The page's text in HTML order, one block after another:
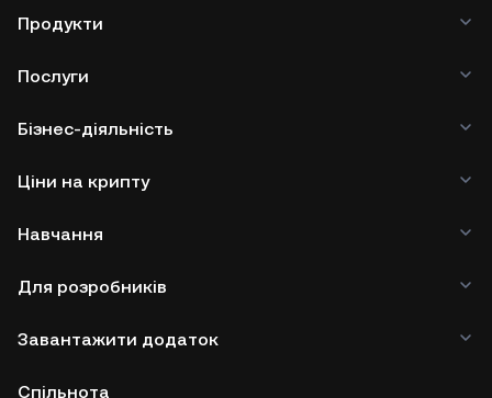
Продукти
Послуги
Бізнес-діяльність
Ціни на крипту
Навчання
Для розробників
Завантажити додаток
Спільнота